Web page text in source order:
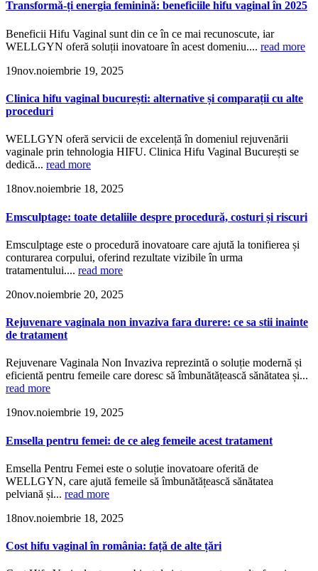
Transformă-ți energia feminină: beneficiile hifu vaginal în 2025
Beneficii Hifu Vaginal sunt din ce în ce mai recunoscute, iar
WELLGYN oferă soluții inovatoare în acest domeniu.... read more
19nov.noiembrie 19, 2025
Clinica hifu vaginal bucurești: alternative și comparații cu alte
proceduri
WELLGYN oferă servicii de excelență în domeniul rejuvenării
vaginale prin tehnologia HIFU. Clinica Hifu Vaginal București se
dedică... read more
18nov.noiembrie 18, 2025
Emsculptage: toate detaliile despre procedură, costuri și riscuri
Emsculptage este o procedură inovatoare care ajută la tonifierea și
conturarea corpului, oferind rezultate vizibile în urma
tratamentului.... read more
20nov.noiembrie 20, 2025
Rejuvenare vaginala non invaziva fara durere: ce sa stii inainte
de tratament
Rejuvenare Vaginala Non Invaziva reprezintă o soluție modernă și
eficientă pentru femeile care doresc să îmbunătățească sănătatea și...
read more
19nov.noiembrie 19, 2025
Emsella pentru femei: de ce aleg femeile acest tratament
Emsella Pentru Femei este o soluție inovatoare oferită de
WELLGYN, care ajută femeile să îmbunătățească sănătatea
pelviană și... read more
18nov.noiembrie 18, 2025
Cost hifu vaginal în românia: față de alte țări